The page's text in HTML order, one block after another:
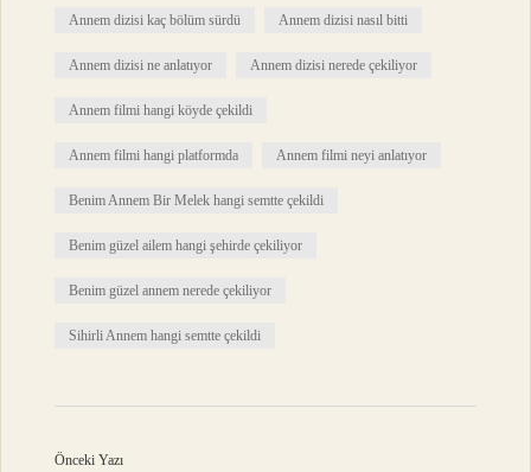
Annem dizisi kaç bölüm sürdü Annem dizisi nasıl bitti
Annem dizisi ne anlatıyor Annem dizisi nerede çekiliyor
Annem filmi hangi köyde çekildi
Annem filmi hangi platformda Annem filmi neyi anlatıyor
Benim Annem Bir Melek hangi semtte çekildi
Benim güzel ailem hangi şehirde çekiliyor
Benim güzel annem nerede çekiliyor
Sihirli Annem hangi semtte çekildi
Önceki Yazı